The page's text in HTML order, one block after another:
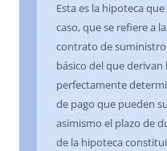
Esta es la hipoteca
caso, que se refiere a
contrato de
básico del que derivan
perfectamente
de pago que pueden
asimismo el plazo de
de la hipoteca